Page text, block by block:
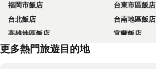
福岡市飯店
台東市區飯店
台北飯店
台南地區飯店
高雄地區飯店
宜蘭飯店
台東飯店
更多熱門旅遊目的地